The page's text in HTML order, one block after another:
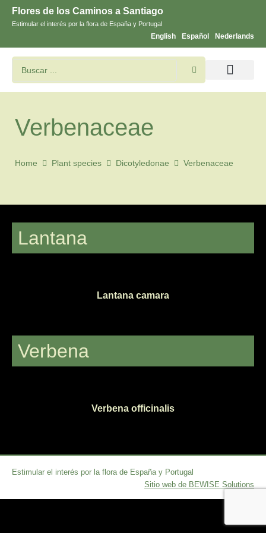
Flores de los Caminos a Santiago
Estimular el interés por la flora de España y Portugal
English Español Nederlands
Verbenaceae
Home Plant species Dicotyledonae Verbenaceae
Lantana
Lantana camara
Verbena
Verbena officinalis
Estimular el interés por la flora de España y Portugal
Sitio web de BEWISE Solutions